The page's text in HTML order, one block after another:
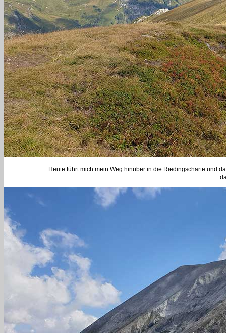
Heute führt mich mein Weg hinüber in die Riedingscharte und